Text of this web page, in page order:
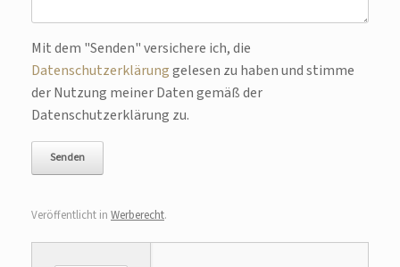
Bitte lasse dieses Feld leer.
Mit dem "Senden" versichere ich, die
Datenschutzerklärunggelesen zu haben und stimme
der Nutzung meiner Daten gemäß der
Datenschutzerklärung zu.
Veröffentlicht in Werberecht.